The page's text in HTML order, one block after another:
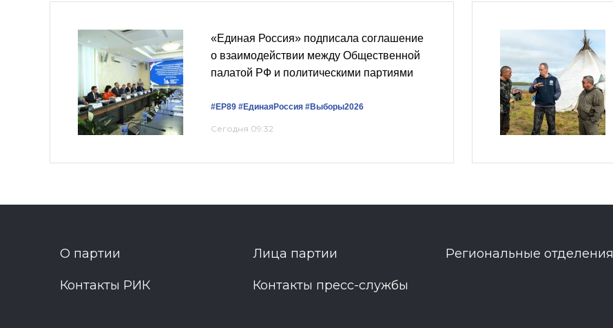
«Единая Россия» подписала соглашение
о взаимодействии между Общественной
палатой РФ и политическими партиями
#ЕР89 #ЕдинаяРоссия #Выборы2026
Сегодня 09:32
О партии Лица партии Региональные отделения
Контакты РИК Контакты пресс-службы